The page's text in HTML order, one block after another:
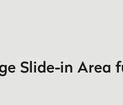
Slide-in Area